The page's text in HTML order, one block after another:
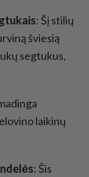
: Šį stilių
šviesią
segtukus,
laikinų
: Šis